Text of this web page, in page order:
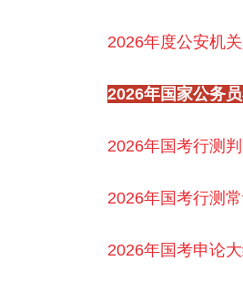
2026年度公安机
2026年国家公务
2026年国考行测
2026年国考行测
2026年国考申论